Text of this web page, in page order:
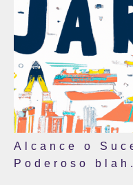
Alcance o
Poderoso